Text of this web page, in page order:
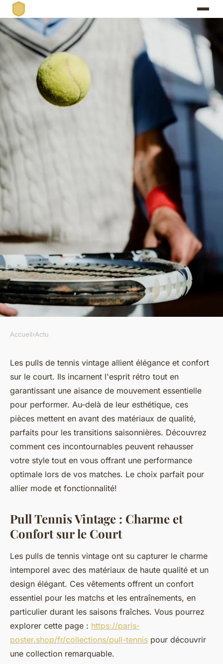
Pull tennis vintage : charme et
confort sur le court
Wassim•30 mars 2025•3 min de lecture
Accueil›Actu
Les pulls de tennis vintage allient élégance et confort
sur le court. Ils incarnent l'esprit rétro tout en
garantissant une aisance de mouvement essentielle
pour performer. Au-delà de leur esthétique, ces
pièces mettent en avant des matériaux de qualité,
parfaits pour les transitions saisonnières. Découvrez
comment ces incontournables peuvent rehausser
votre style tout en vous offrant une performance
optimale lors de vos matches. Le choix parfait pour
allier mode et fonctionnalité!
Pull Tennis Vintage : Charme et
Confort sur le Court
Les pulls de tennis vintage ont su capturer le charme
intemporel avec des matériaux de haute qualité et un
design élégant. Ces vêtements offrent un confort
essentiel pour les matchs et les entraînements, en
particulier durant les saisons fraîches. Vous pourrez
explorer cette page : https://paris-
poster.shop/fr/collections/pull-tennis pour découvrir
une collection remarquable.